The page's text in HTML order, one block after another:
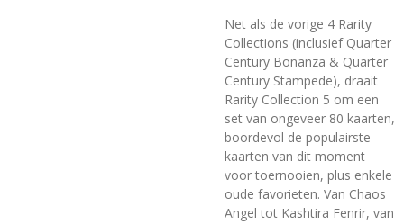
Net als de vorige 4 Rarity
Collections (inclusief Quarter
Century Bonanza & Quarter
Century Stampede), draait
Rarity Collection 5 om een
set van ongeveer 80 kaarten,
boordevol de populairste
kaarten van dit moment
voor toernooien, plus enkele
oude favorieten. Van Chaos
Angel tot Kashtira Fenrir, van